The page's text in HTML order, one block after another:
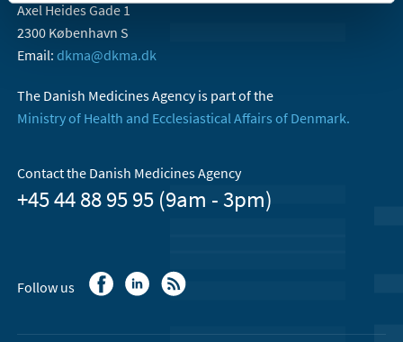
Axel Heides Gade 1
2300 København S
Email: dkma@dkma.dk
The Danish Medicines Agency is part of the
Ministry of Health and Ecclesiastical Affairs of Denmark.
Contact the Danish Medicines Agency
+45 44 88 95 95 (9am - 3pm)
Follow us